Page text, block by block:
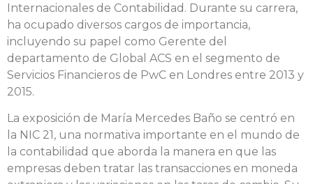
Internacionales de Contabilidad. Durante su carrera,
ha ocupado diversos cargos de importancia,
incluyendo su papel como Gerente del
departamento de Global ACS en el segmento de
Servicios Financieros de PwC en Londres entre 2013 y
2015.
La exposición de María Mercedes Baño se centró en
la NIC 21, una normativa importante en el mundo de
la contabilidad que aborda la manera en que las
empresas deben tratar las transacciones en moneda